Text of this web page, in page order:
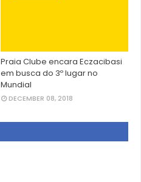
Praia Clube encara Eczacibasi
em busca do 3º lugar no
Mundial
DECEMBER 08, 2018